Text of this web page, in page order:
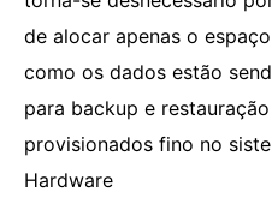
de alocar apenas o
como os dados estão
para backup e
provisionados fino no
Hardware